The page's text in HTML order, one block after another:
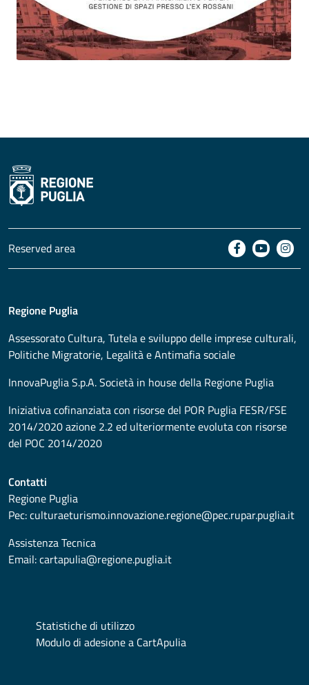
Reserved area
Regione Puglia
Assessorato Cultura, Tutela e sviluppo delle imprese culturali,
Politiche Migratorie, Legalità e Antimafia sociale
InnovaPuglia S.p.A. Società in house della Regione Puglia
Iniziativa cofinanziata con risorse del POR Puglia FESR/FSE
2014/2020 azione 2.2 ed ulteriormente evoluta con risorse
del POC 2014/2020
Contatti
Regione Puglia
Pec:culturaeturismo.innovazione.regione@pec.rupar.puglia.it
Assistenza Tecnica
Email:cartapulia@regione.puglia.it
Statistiche di utilizzo
Modulo di adesione a CartApulia